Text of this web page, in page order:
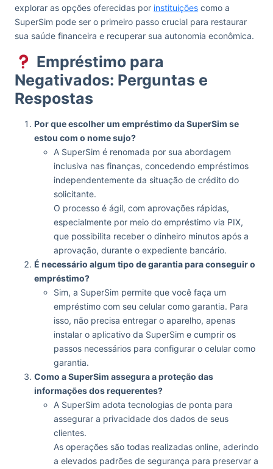
explorar as opções oferecidas por instituições como a
SuperSim pode ser o primeiro passo crucial para restaurar
sua saúde financeira e recuperar sua autonomia econômica.
Empréstimo para
Negativados: Perguntas e
Respostas
Por que escolher um empréstimo da SuperSim se
estou com o nome sujo?
A SuperSim é renomada por sua abordagem
inclusiva nas finanças, concedendo empréstimos
independentemente da situação de crédito do
solicitante.
O processo é ágil, com aprovações rápidas,
especialmente por meio do empréstimo via PIX,
que possibilita receber o dinheiro minutos após a
aprovação, durante o expediente bancário.
É necessário algum tipo de garantia para conseguir o
empréstimo?
Sim, a SuperSim permite que você faça um
empréstimo com seu celular como garantia. Para
isso, não precisa entregar o aparelho, apenas
instalar o aplicativo da SuperSim e cumprir os
passos necessários para configurar o celular como
garantia.
Como a SuperSim assegura a proteção das
informações dos requerentes?
A SuperSim adota tecnologias de ponta para
assegurar a privacidade dos dados de seus
clientes.
As operações são todas realizadas online, aderindo
a elevados padrões de segurança para preservar a